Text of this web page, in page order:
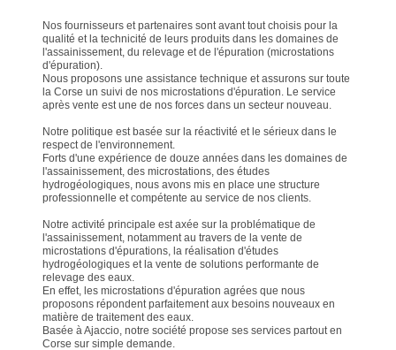
Nos fournisseurs et partenaires sont avant tout choisis pour la
qualité et la technicité de leurs produits dans les domaines de
l'assainissement, du relevage et de l'épuration (microstations
d'épuration).
Nous proposons une assistance technique et assurons sur toute
la Corse un suivi de nos microstations d'épuration. Le service
après vente est une de nos forces dans un secteur nouveau.
Notre politique est basée sur la réactivité et le sérieux dans le
respect de l'environnement.
Forts d'une expérience de douze années dans les domaines de
l'assainissement, des microstations, des études
hydrogéologiques, nous avons mis en place une structure
professionnelle et compétente au service de nos clients.
Notre activité principale est axée sur la problématique de
l'assainissement, notamment au travers de la vente de
microstations d'épurations, la réalisation d'études
hydrogéologiques et la vente de solutions performante de
relevage des eaux.
En effet, les microstations d'épuration agrées que nous
proposons répondent parfaitement aux besoins nouveaux en
matière de traitement des eaux.
Basée à Ajaccio, notre société propose ses services partout en
Corse sur simple demande.